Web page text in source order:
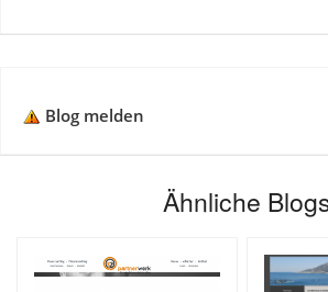
Blog melden
Ähnliche